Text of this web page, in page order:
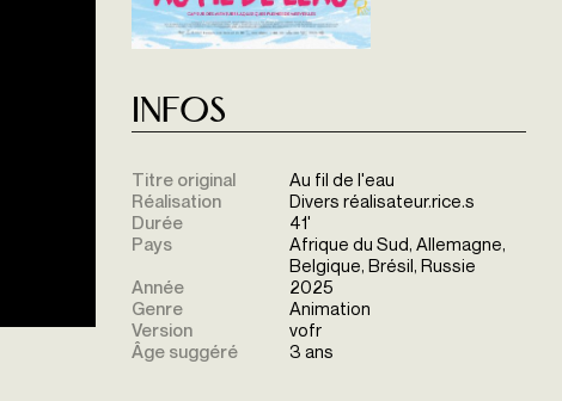
Infos
Titre original
Au fil de l'eau
Réalisation
Divers réalisateur.rice.s
Durée
41'
Pays
Afrique du Sud, Allemagne,
Belgique, Brésil, Russie
Année
2025
Genre
Animation
Version
vofr
Âge suggéré
3 ans